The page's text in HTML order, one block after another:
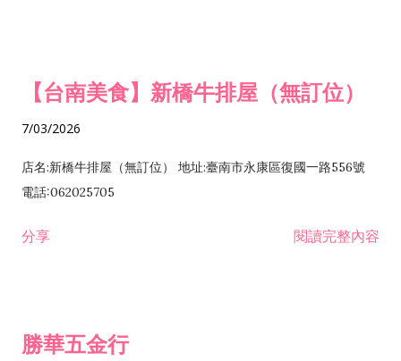
【台南美食】新橋牛排屋（無訂位）
7/03/2026
店名:新橋牛排屋（無訂位） 地址:臺南市永康區復國一路556號
電話:062025705
分享 閱讀完整內容
勝華五金行